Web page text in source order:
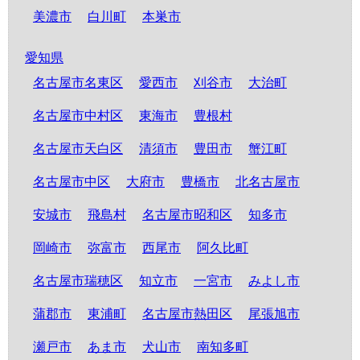
美濃市 白川町 本巣市
愛知県
名古屋市名東区
愛西市 刈谷市 大治町
名古屋市中村区 東海市 豊根村
名古屋市天白区 清須市 豊田市 蟹江町
名古屋市中区 大府市 豊橋市 北名古屋市
安城市 飛島村 名古屋市昭和区 知多市
岡崎市 弥富市 西尾市 阿久比町
名古屋市瑞穂区 知立市 一宮市 みよし市
蒲郡市 東浦町 名古屋市熱田区 尾張旭市
瀬戸市 あま市 犬山市 南知多町